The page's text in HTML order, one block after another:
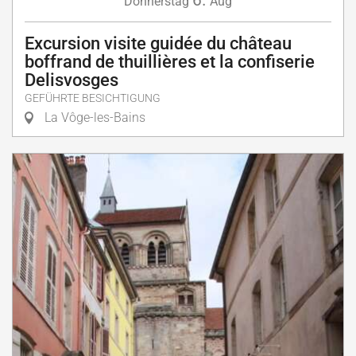
Excursion visite guidée du château
boffrand de thuillières et la confiserie
Delisvosges
GEFÜHRTE BESICHTIGUNG
La Vôge-les-Bains